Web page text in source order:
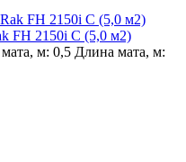
FH 2150i С (5,0 м2)
м: 0,5 Длина мата, м: